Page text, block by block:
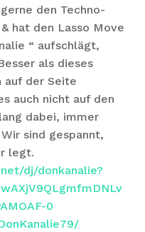
den Techno-
hat den Lasso Move
“ aufschlägt,
als dieses
der Seite
auch nicht auf den
dabei, immer
sind gespannt,
legt.
dj/donkanalie?
0